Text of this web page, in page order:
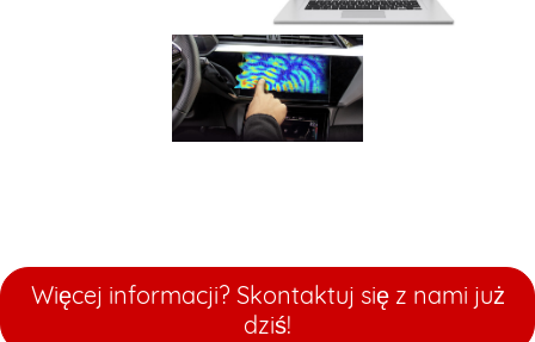
Więcej informacji? Skontaktuj się z nami już
dziś!